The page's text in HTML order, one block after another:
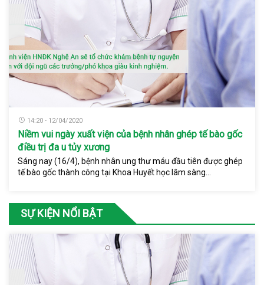
14:20 - 12/04/2020
Niềm vui ngày xuất viện của bệnh nhân ghép tế bào gốc
điều trị đa u tủy xương
Sáng nay (16/4), bệnh nhân ung thư máu đầu tiên được ghép
tế bào gốc thành công tại Khoa Huyết học lâm sàng...
SỰ KIỆN NỔI BẬT